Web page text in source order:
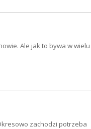
Ale jak to bywa w
zachodzi potrzeba